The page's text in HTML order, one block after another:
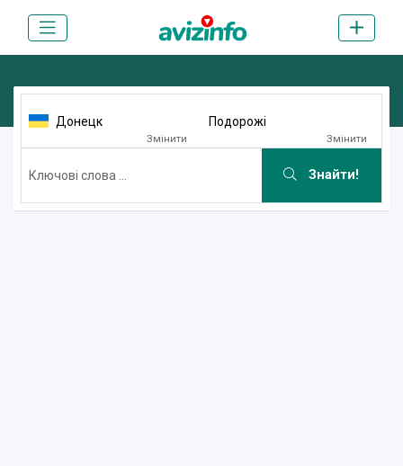
Донецк
Змінити
Подорожі
Змінити
Знайти!